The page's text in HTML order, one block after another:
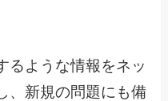
るような情報をネッ
、新規の問題にも備